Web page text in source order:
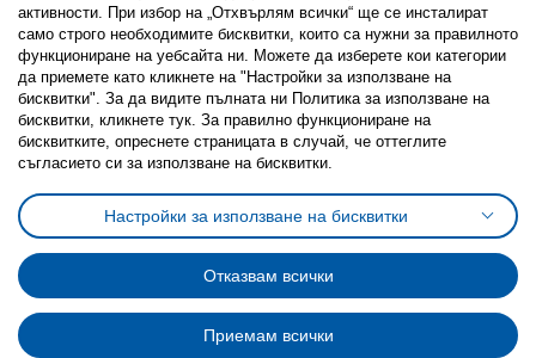
FacebookTwitterYoutubePinterestInstagram
Политика за използване на бисквитки (Cookies)
Избор на настройки за използване на бисквитки
Условия за ползване на ikea.bgОбща политика за личните данни
Политика за защита на личните данни на ikea.bg
Общи условия на програма IKEA Family
Политика за защита на лични данни на програма IKEA Family
активности. При избор на „Отхвърлям всички“ ще се инсталират
само строго необходимитe бисквитки, които са нужни за правилното
функциониране на уебсайта ни. Можете да изберете кои категории
да приемете като кликнете на "Настройки за използване на
бисквитки". За да видите пълната ни Политика за използване на
бисквитки, кликнете тук. За правилно функциониране на
бисквитките, опреснете страницата в случай, че оттеглите
съгласието си за използване на бисквитки.
Настройки за използване на бисквитки
Отказвам всички
Приемам всички